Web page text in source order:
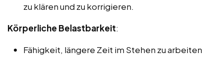
zu klären und zu korrigieren.
Körperliche Belastbarkeit:
Fähigkeit, längere Zeit im Stehen zu arbeiten